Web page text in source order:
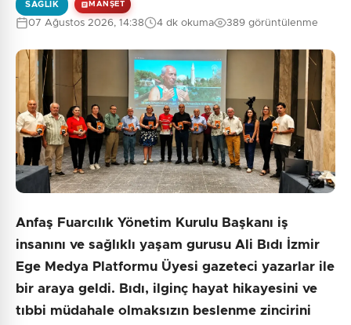
SAĞLIK MANŞET
07 Ağustos 2026, 14:38 4 dk okuma 389 görüntülenme
Anfaş Fuarcılık Yönetim Kurulu Başkanı iş
insanını ve sağlıklı yaşam gurusu Ali Bıdı İzmir
Ege Medya Platformu Üyesi gazeteci yazarlar ile
bir araya geldi. Bıdı, ilginç hayat hikayesini ve
tıbbi müdahale olmaksızın beslenme zincirini